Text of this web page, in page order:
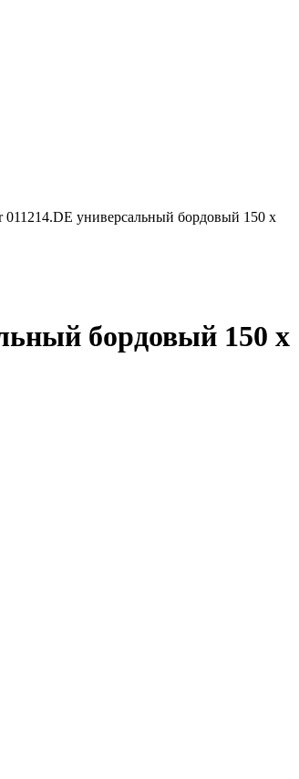
универсальный бордовый 150 х
бордовый 150 х